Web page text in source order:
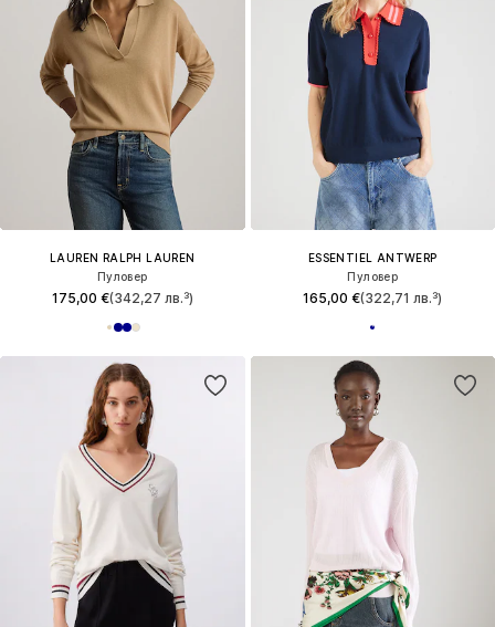
LAUREN RALPH LAUREN
Пуловер
175,00 €(342,27 лв.³)
ESSENTIEL ANTWERP
Пуловер
165,00 €(322,71 лв.³)